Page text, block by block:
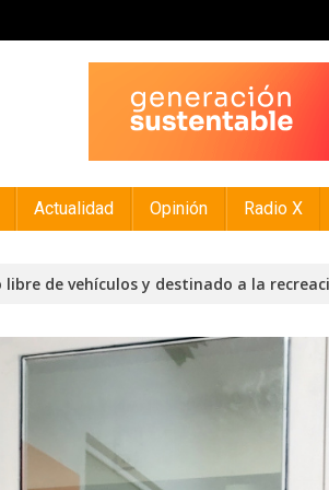
Actualidad Opinión Radio X
libre de vehículos y destinado a la